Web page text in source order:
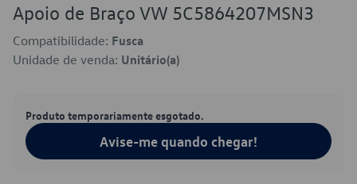
Apoio de Braço VW 5C5864207MSN3
Compatibilidade: Fusca
Unidade de venda: Unitário(a)
Produto temporariamente esgotado.
Avise-me quando chegar!